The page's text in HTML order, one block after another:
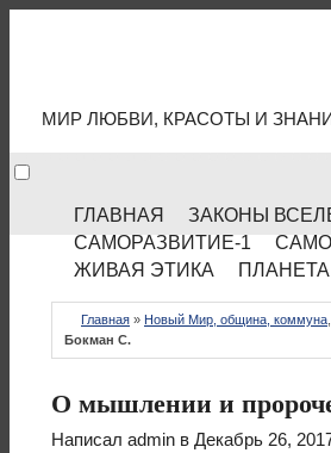
МИР ЛЮБВИ, КРАСОТЫ И
ГЛАВНАЯ ЗАКОНЫ
САМОРАЗВИТИЕ-1
ЖИВАЯ ЭТИКА
ПЛАНЕТА
Главная » Новый Мир, община, коммуна
Бокман С.
О мышлении и
Написал admin в Декабрь 26,